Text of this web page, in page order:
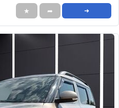
★ ➦ ➜